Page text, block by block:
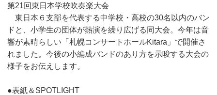
第21回東日本学校吹奏楽大会
東日本６支部を代表する中学校・高校の30名以内のバン
ドと、小学生の団体が熱演を繰り広げる同大会。今年は音
響が素晴らしい「札幌コンサートホールKitara」で開催さ
れました。今後の小編成バンドのあり方を示唆する大会の
様子をお伝えします。
●表紙＆SPOTLIGHT